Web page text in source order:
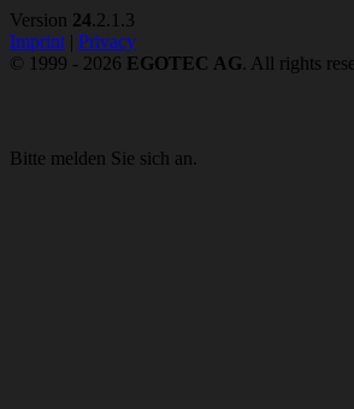
Version 24.2.1.3
Imprint | Privacy
© 1999 - 2026 EGOTEC AG. All rights
Bitte melden Sie sich an.